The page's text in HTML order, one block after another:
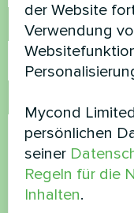
E-Mail
der Website
Verwendung
Mycond
persönlichen
seiner
Regeln für die
Inhalten.